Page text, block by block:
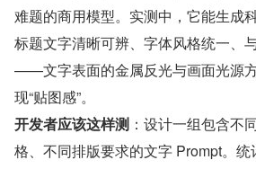
难题的商用模型。实测中，它能生成
标题文字清晰可辨、字体风格统一、
——文字表面的金属反光与画面光源
现“贴图感”。
开发者应该这样测 ：设计一组包含不
格、不同排版要求的文字 Prompt。